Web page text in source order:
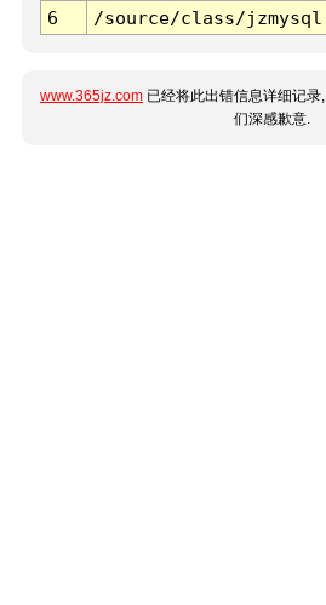
6
/source/class/
www.365jz.com 已经将此出错信息详细记
们深感歉意.